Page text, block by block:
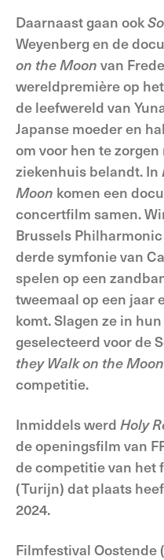
Daarnaast gaan ook
Weyenberg en de
on the Moon van
wereldpremière op het
de leefwereld van
Japanse moeder en
om voor hen te
ziekenhuis belandt. In
Moon komen een
concertfilm samen.
Brussels
derde symfonie van
spelen op een
tweemaal op een jaar
komt. Slagen ze in
geselecteerd voor de
they Walk on the Moon
competitie.
Inmiddels werd Holy
de openingsfilm van
de competitie van het
(Turijn) dat plaats
2024.
Filmfestival Oostende